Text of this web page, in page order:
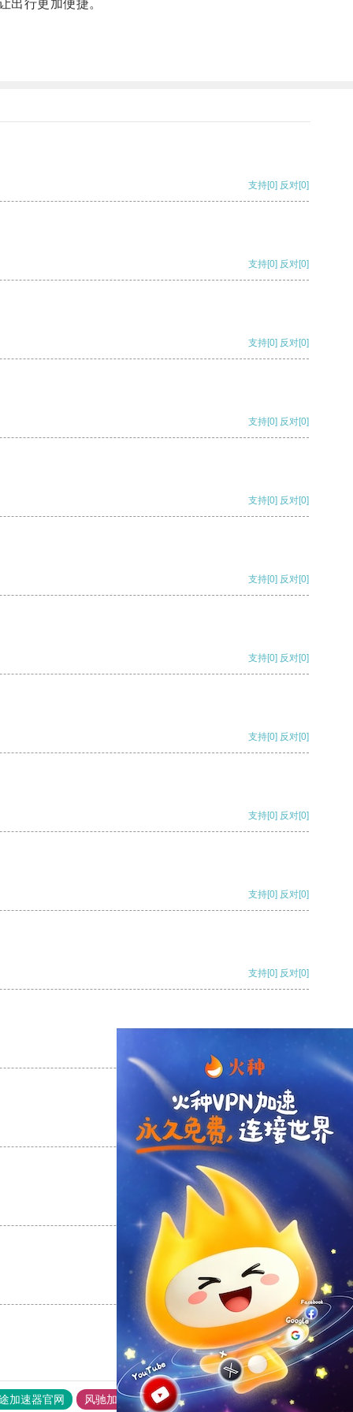
行更加便捷。
支持[0] 反对[0]
支持[0] 反对[0]
支持[0] 反对[0]
支持[0] 反对[0]
支持[0] 反对[0]
支持[0] 反对[0]
支持[0] 反对[0]
支持[0] 反对[0]
支持[0] 反对[0]
支持[0] 反对[0]
支持[0] 反对[0]
支持 [0] 反对[0]
支持[0] 反对
支持[0] 反对[0]
加速器官网 风驰加速器 旋风加速器